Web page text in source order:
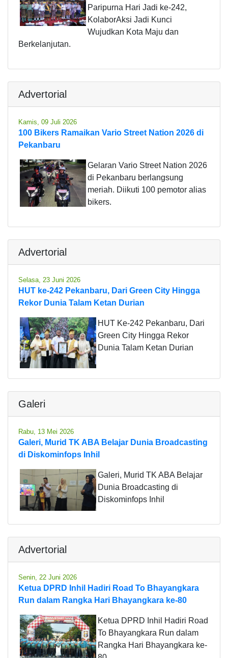
Paripurna Hari Jadi ke-242,
KolaborAksi Jadi Kunci
Wujudkan Kota Maju dan
Berkelanjutan.
Advertorial
Kamis, 09 Juli 2026
100 Bikers Ramaikan Vario Street Nation 2026 di
Pekanbaru
Gelaran Vario Street Nation 2026
di Pekanbaru berlangsung
meriah. Diikuti 100 pemotor alias
bikers.
Advertorial
Selasa, 23 Juni 2026
HUT ke-242 Pekanbaru, Dari Green City Hingga
Rekor Dunia Talam Ketan Durian
HUT Ke-242 Pekanbaru, Dari
Green City Hingga Rekor
Dunia Talam Ketan Durian
Galeri
Rabu, 13 Mei 2026
Galeri, Murid TK ABA Belajar Dunia Broadcasting
di Diskominfops Inhil
Galeri, Murid TK ABA Belajar
Dunia Broadcasting di
Diskominfops Inhil
Advertorial
Senin, 22 Juni 2026
Ketua DPRD Inhil Hadiri Road To Bhayangkara
Run dalam Rangka Hari Bhayangkara ke-80
Ketua DPRD Inhil Hadiri Road
To Bhayangkara Run dalam
Rangka Hari Bhayangkara ke-